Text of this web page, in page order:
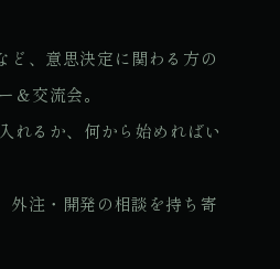
ど、意思決定に関わる方の
＆交流会。
れるか、何から始めればい
外注・開発の相談を持ち寄